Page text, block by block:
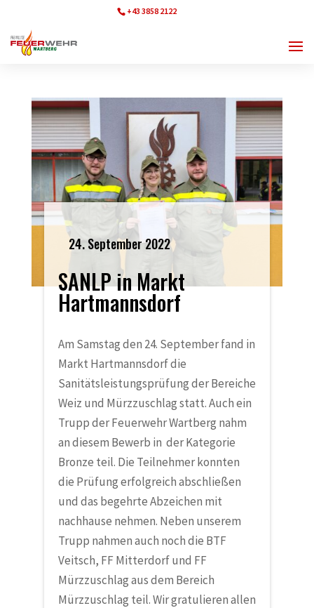
+43 3858 2122
24. September 2022
SANLP in Markt
Hartmannsdorf
Am Samstag den 24. September fand in
Markt Hartmannsdorf die
Sanitätsleistungsprüfung der Bereiche
Weiz und Mürzzuschlag statt. Auch ein
Trupp der Feuerwehr Wartberg nahm
an diesem Bewerb in der Kategorie
Bronze teil. Die Teilnehmer konnten
die Prüfung erfolgreich abschließen
und das begehrte Abzeichen mit
nachhause nehmen. Neben unserem
Trupp nahmen auch noch die BTF
Veitsch, FF Mitterdorf und FF
Mürzzuschlag aus dem Bereich
Mürzzuschlag teil. Wir gratulieren allen